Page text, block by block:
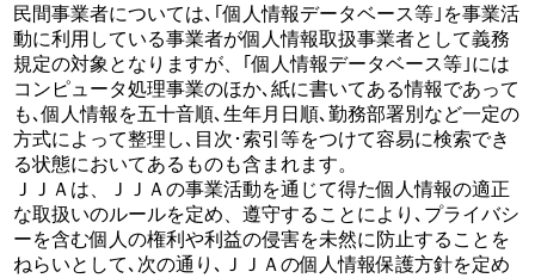
民間事業者については､｢個人情報データベース等｣を事業活
動に利用している事業者が個人情報取扱事業者として義務
規定の対象となりますが、｢個人情報データベース等｣には
コンピュータ処理事業のほか､紙に書いてある情報であって
も､個人情報を五十音順､生年月日順､勤務部署別など一定の
方式によって整理し､目次･索引等をつけて容易に検索でき
る状態においてあるものも含まれます。
ＪＪＡは、ＪＪＡの事業活動を通じて得た個人情報の適正
な取扱いのルールを定め、遵守することにより､プライバシ
ーを含む個人の権利や利益の侵害を未然に防止することを
ねらいとして､次の通り､ＪＪＡの個人情報保護方針を定め